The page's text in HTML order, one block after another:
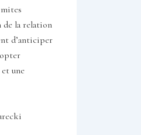
de la relation
d’anticiper
une